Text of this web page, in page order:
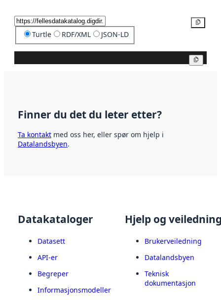
Turtle RDF/XML JSON-LD
Finner du det du leter etter?
Ta kontakt med oss her, eller spør om hjelp i
Datalandsbyen.
Datakataloger
Datasett
API-er
Begreper
Informasjonsmodeller
Hjelp og
Brukerveiledning
Datalandsbyen
Teknisk
dokumentasjon